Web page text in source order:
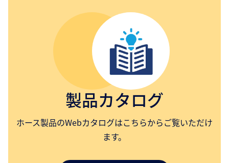
製品カタログ
ホース製品のWebカタログはこちらからご覧いただけ
ます。